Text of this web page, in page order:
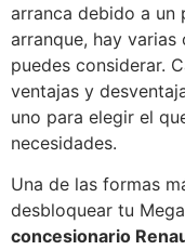
arranca debido a un
arranque, hay
puedes considerar.
ventajas y
uno para elegir el
necesidades.
Una de las formas
desbloquear tu
concesionario